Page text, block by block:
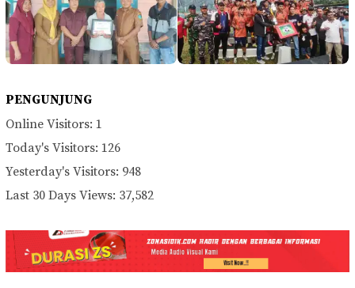
PENGUNJUNG
Online Visitors: 1
Today's Visitors: 126
Yesterday's Visitors: 948
Last 30 Days Views: 37,582